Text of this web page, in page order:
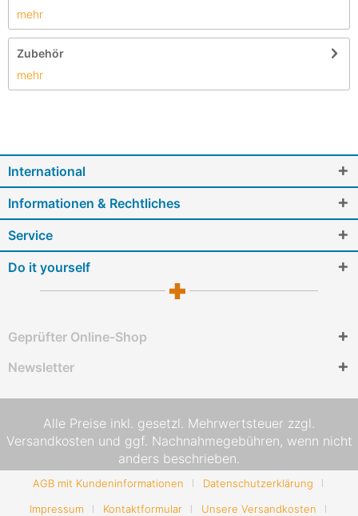
mehr
Zubehör
mehr
International
Informationen & Rechtliches
Service
Do it yourself
Geprüfter Online-Shop
Newsletter
Alle Preise inkl. gesetzl. Mehrwertsteuer zzgl.
Versandkosten und ggf. Nachnahmegebühren, wenn nicht
anders beschrieben.
AGB mit Kundeninformationen
Datenschutzerklärung
Impressum
Kontaktformular Unsere Versandkosten